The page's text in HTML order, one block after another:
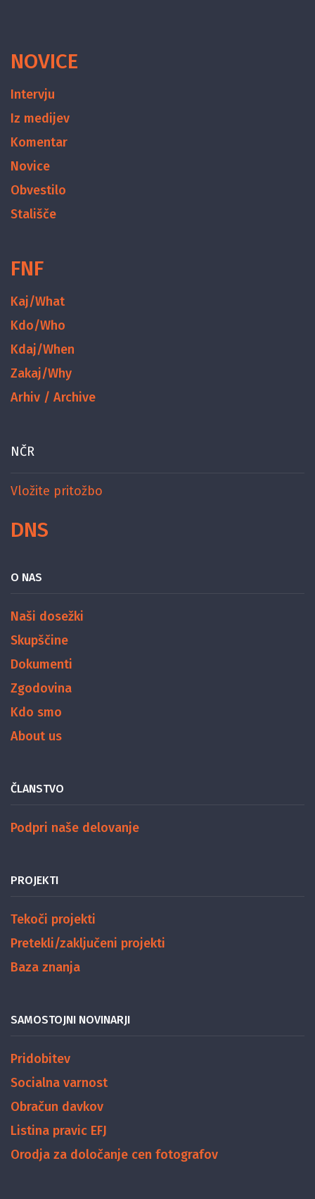
NOVICE
Intervju
Iz medijev
Komentar
Novice
Obvestilo
Stališče
FNF
Kaj/What
Kdo/Who
Kdaj/When
Zakaj/Why
Arhiv / Archive
NČR
Vložite pritožbo
DNS
O NAS
Naši dosežki
Skupščine
Dokumenti
Zgodovina
Kdo smo
About us
ČLANSTVO
Podpri naše delovanje
PROJEKTI
Tekoči projekti
Pretekli/zaključeni projekti
Baza znanja
SAMOSTOJNI NOVINARJI
Pridobitev
Socialna varnost
Obračun davkov
Listina pravic EFJ
Orodja za določanje cen fotografov